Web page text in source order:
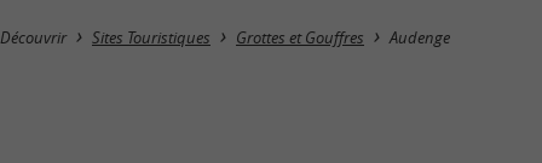
Masquer la carte
Découvrir Sites Touristiques Grottes et Gouffres Audenge